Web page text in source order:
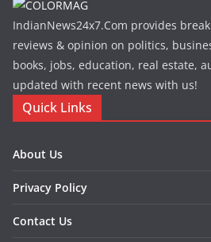
IndianNews24x7.Com provides
reviews & opinion on politics,
books, jobs, education, real estate,
updated with recent news with us!
Quick Links
About Us
Privacy Policy
Contact Us